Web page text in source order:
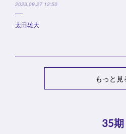
2023.09.27 12:50
太田雄大
もっと見
35期